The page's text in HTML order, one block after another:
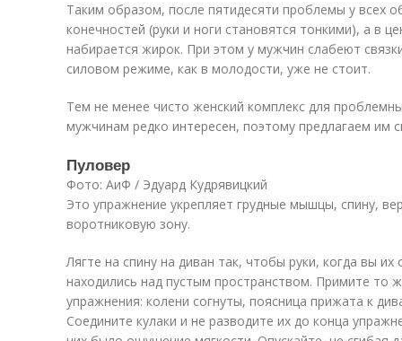
Таким образом, после пятидесяти проблемы у всех
конечностей (руки и ноги становятся тонкими), а в
набирается жирок. При этом у мужчин слабеют
силовом режиме, как в молодости, уже не стоит.
Тем не менее чисто женский комплекс для
мужчинам редко интересен, поэтому предлагаем им
Пуловер
Фото: АиФ / Эдуард Кудрявицкий
Это упражнение укрепляет грудные мышцы, спину,
воротниковую зону.
Лягте на спину на диван так, чтобы руки, когда вы
находились над пустым пространством. Примите то
упражнения: колени согнуты, поясница прижата к
Соедините кулаки и не разводите их до конца